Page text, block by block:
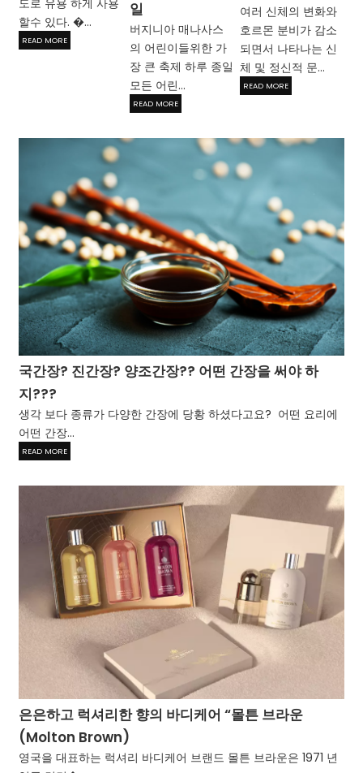
도로 유용 하게 사용
할수 있다. �...
READ MORE
일
버지니아 매나사스
의 어린이들위한 가
장 큰 축제 하루 종일
모든 어린...
READ MORE
여러 신체의 변화와
호르몬 분비가 감소
되면서 나타나는 신
체 및 정신적 문...
READ MORE
국간장? 진간장? 양조간장?? 어떤 간장을 써야 하
지???
생각 보다 종류가 다양한 간장에 당황 하셨다고요? 어떤 요리에
어떤 간장...
READ MORE
은은하고 럭셔리한 향의 바디케어 “몰튼 브라운
(Molton Brown)
영국을 대표하는 럭셔리 바디케어 브랜드 몰튼 브라운은 1971 년